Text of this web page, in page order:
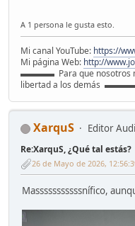
A 1 persona le gusta esto.
Mi canal YouTube: https://
Mi página Web: http://
▬▬▬▬ Para que nosotros
libertad a los demás
XarquS Editor
Re:XarquS, ¿Qué tal estás?
26 de Mayo de 2026,
Masssssssssssnífico,